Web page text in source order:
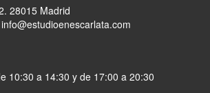
28015 Madrid
info@estudioenescarlata.com
10:30 a 14:30 y de 17:00 a 20:30